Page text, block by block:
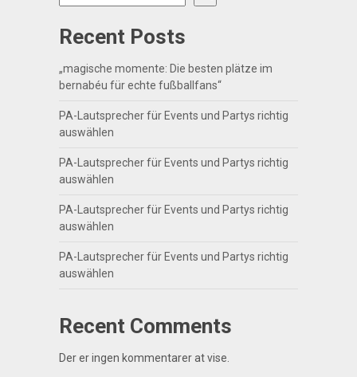
Recent Posts
„magische momente: Die besten plätze im
bernabéu für echte fußballfans“
PA-Lautsprecher für Events und Partys richtig
auswählen
PA-Lautsprecher für Events und Partys richtig
auswählen
PA-Lautsprecher für Events und Partys richtig
auswählen
PA-Lautsprecher für Events und Partys richtig
auswählen
Recent Comments
Der er ingen kommentarer at vise.